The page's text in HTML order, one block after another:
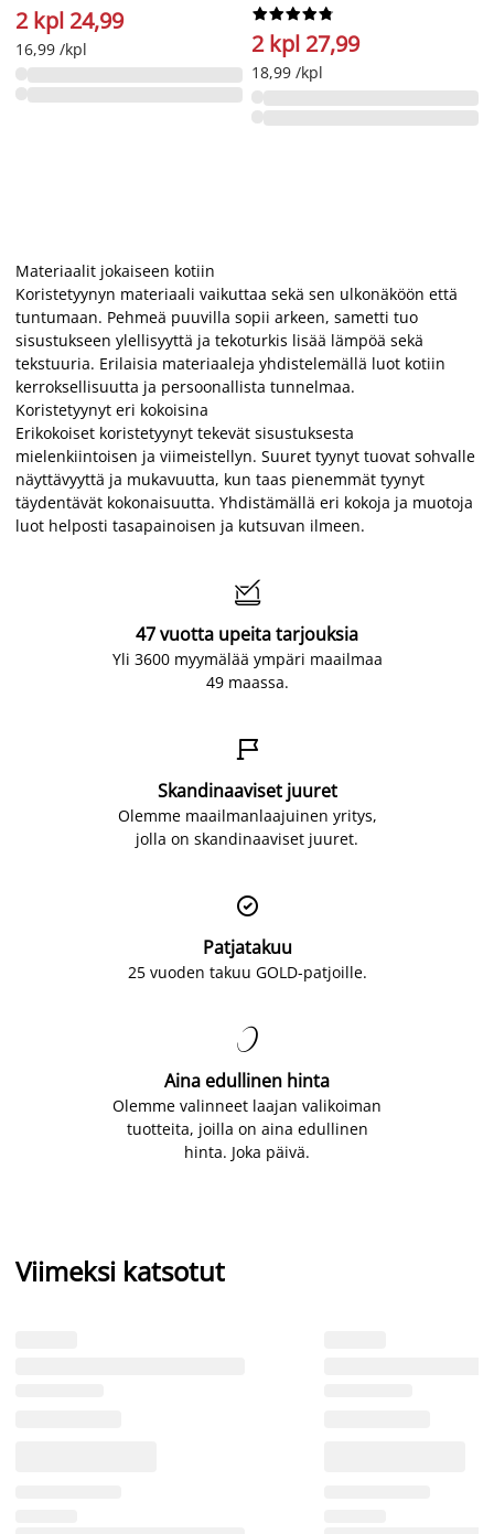
2 kpl 24,99
16,99 /kpl






2 kpl 27,99
18,99 /kpl
Materiaalit jokaiseen kotiin
Koristetyynyn materiaali vaikuttaa sekä sen ulkonäköön että
tuntumaan. Pehmeä puuvilla sopii arkeen, sametti tuo
sisustukseen ylellisyyttä ja tekoturkis lisää lämpöä sekä
tekstuuria. Erilaisia materiaaleja yhdistelemällä luot kotiin
kerroksellisuutta ja persoonallista tunnelmaa.
Koristetyynyt eri kokoisina
Erikokoiset koristetyynyt tekevät sisustuksesta
mielenkiintoisen ja viimeistellyn. Suuret tyynyt tuovat sohvalle
näyttävyyttä ja mukavuutta, kun taas pienemmät tyynyt
täydentävät kokonaisuutta. Yhdistämällä eri kokoja ja muotoja
luot helposti tasapainoisen ja kutsuvan ilmeen.

47 vuotta upeita tarjouksia
Yli 3600 myymälää ympäri maailmaa
49 maassa.

Skandinaaviset juuret
Olemme maailmanlaajuinen yritys,
jolla on skandinaaviset juuret.

Patjatakuu
25 vuoden takuu GOLD-patjoille.

Aina edullinen hinta
Olemme valinneet laajan valikoiman
tuotteita, joilla on aina edullinen
hinta. Joka päivä.
Viimeksi katsotut